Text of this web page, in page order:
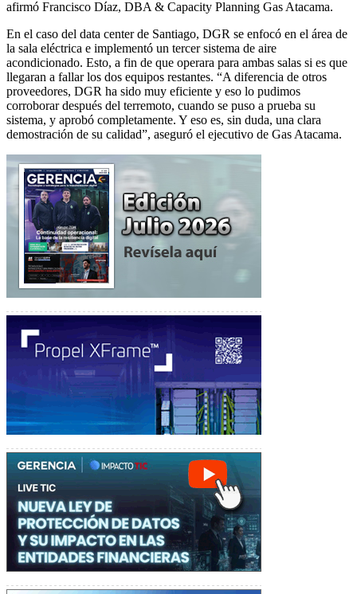
afirmó Francisco Díaz, DBA & Capacity Planning Gas Atacama.
En el caso del data center de Santiago, DGR se enfocó en el área de
la sala eléctrica e implementó un tercer sistema de aire
acondicionado. Esto, a fin de que operara para ambas salas si es que
llegaran a fallar los dos equipos restantes. “A diferencia de otros
proveedores, DGR ha sido muy eficiente y eso lo pudimos
corroborar después del terremoto, cuando se puso a prueba su
sistema, y aprobó completamente. Y eso es, sin duda, una clara
demostración de su calidad”, aseguró el ejecutivo de Gas Atacama.